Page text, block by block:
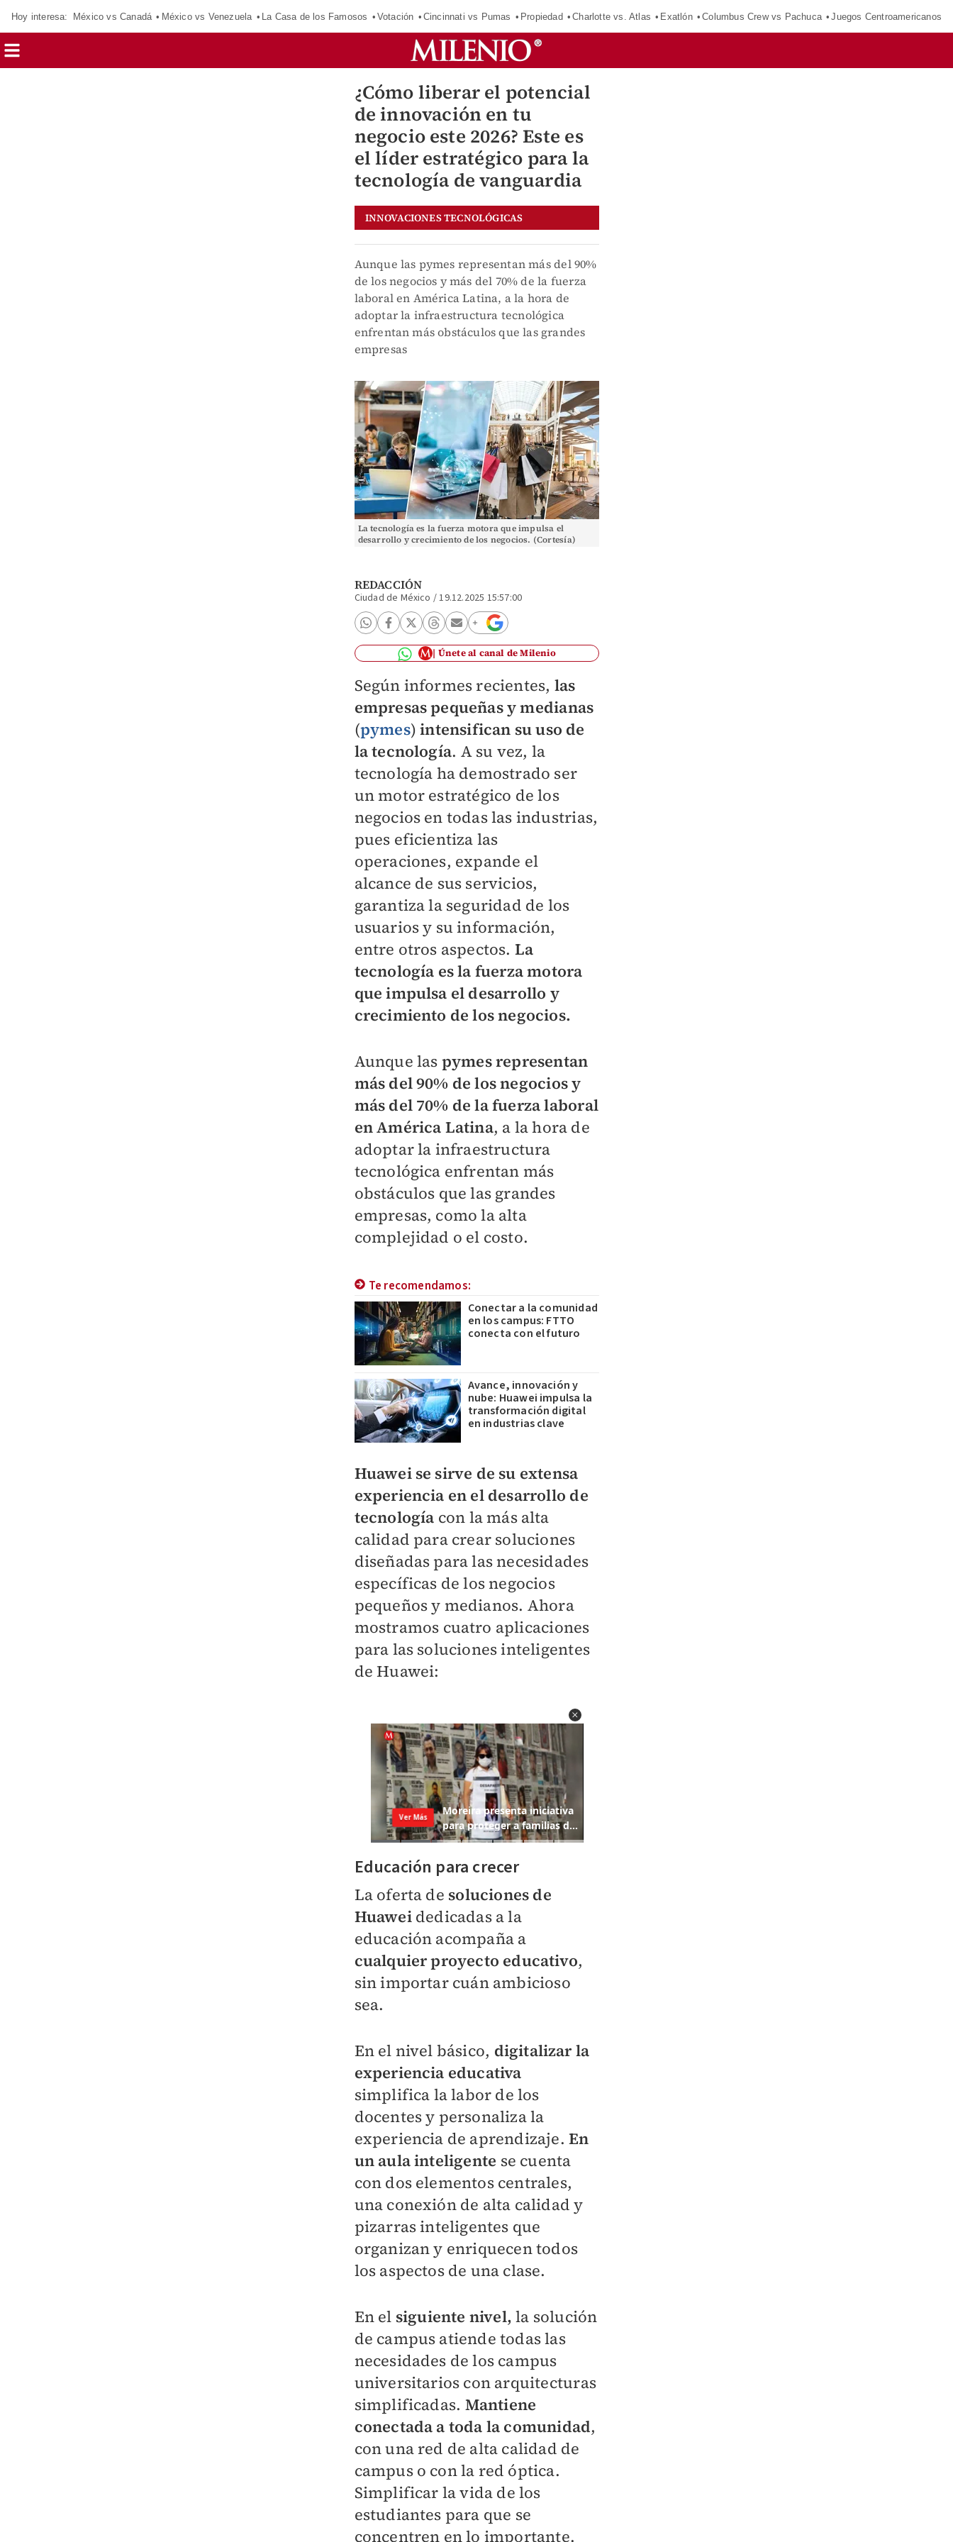
Hoy interesa: México vs Canadá México vs Venezuela La Casa de los Famosos Votación Cincinnati vs Pumas Propiedad Charlotte vs. Atlas Exatlón Columbus Crew vs Pachuca Juegos Centroamericanos
¿Cómo liberar el potencial
de innovación en tu
negocio este 2026? Este es
el líder estratégico para la
tecnología de vanguardia
INNOVACIONES TECNOLÓGICAS
Aunque las pymes representan más del 90%
de los negocios y más del 70% de la fuerza
laboral en América Latina, a la hora de
adoptar la infraestructura tecnológica
enfrentan más obstáculos que las grandes
empresas
La tecnología es la fuerza motora que impulsa el
desarrollo y crecimiento de los negocios. (Cortesía)
REDACCIÓN
Ciudad de México /19.12.2025 15:57:00
Únete al canal de Milenio
Según informes recientes, las
empresas pequeñas y medianas
(pymes)intensifican su uso de
la tecnología. A su vez, la
tecnología ha demostrado ser
un motor estratégico de los
negocios en todas las industrias,
pues eficientiza las
operaciones, expande el
alcance de sus servicios,
garantiza la seguridad de los
usuarios y su información,
entre otros aspectos. La
tecnología es la fuerza motora
que impulsa el desarrollo y
crecimiento de los negocios.
Aunque las pymes representan
más del 90% de los negocios y
más del 70% de la fuerza laboral
en América Latina, a la hora de
adoptar la infraestructura
tecnológica enfrentan más
obstáculos que las grandes
empresas, como la alta
complejidad o el costo.
Te recomendamos:
Conectar a la comunidad
en los campus: FTTO
conecta con el futuro
Avance, innovación y
nube: Huawei impulsa la
transformación digital
en industrias clave
Huawei se sirve de su extensa
experiencia en el desarrollo de
tecnología con la más alta
calidad para crear soluciones
diseñadas para las necesidades
específicas de los negocios
pequeños y medianos. Ahora
mostramos cuatro aplicaciones
para las soluciones inteligentes
de Huawei:
Educación para crecer
La oferta de soluciones de
Huaweidedicadas a la
educación acompaña a
cualquier proyecto educativo,
sin importar cuán ambicioso
sea.
En el nivel básico, digitalizar la
experiencia educativa
simplifica la labor de los
docentes y personaliza la
experiencia de aprendizaje.En
un aula inteligente se cuenta
con dos elementos centrales,
una conexión de alta calidad y
pizarras inteligentes que
organizan y enriquecen todos
los aspectos de una clase.
En el siguiente nivel, la solución
de campus atiende todas las
necesidades de los campus
universitarios con arquitecturas
simplificadas. Mantiene
conectada a toda la comunidad,
con una red de alta calidad de
campus o con la red óptica.
Simplificar la vida de los
estudiantes para que se
concentren en lo importante.